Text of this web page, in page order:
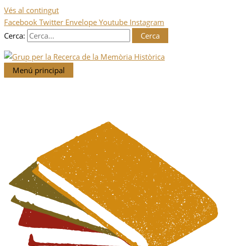
Vés al contingut
Facebook Twitter Envelope Youtube Instagram
Cerca:
Menú principal